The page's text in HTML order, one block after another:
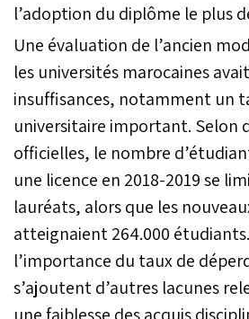
l’adoption du diplôme le plus
Une évaluation de l’ancien
les universités marocaines
insuffisances, notamment un
universitaire important. Selon
officielles, le nombre
une licence en 2018-2019 se
lauréats, alors que les
atteignaient 264.000 étudiants.
l’importance du taux de
s’ajoutent d’autres lacunes